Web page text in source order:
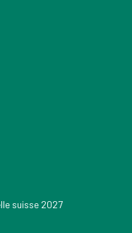
suisse 2027